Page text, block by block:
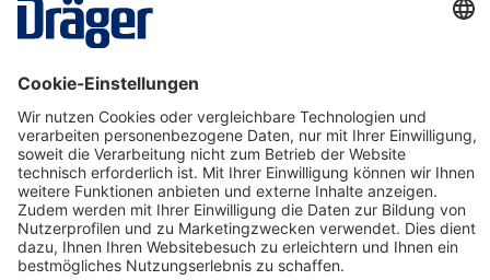
Prüfgas SO2 2,5 ppm in Luft 58 Liter, 35 bar
einer Einwegflasche aus Alumi…